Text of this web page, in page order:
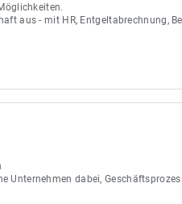
aus - mit HR, Entgeltabrechnung,
Unternehmen dabei,